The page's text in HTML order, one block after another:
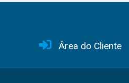
Área do Cliente